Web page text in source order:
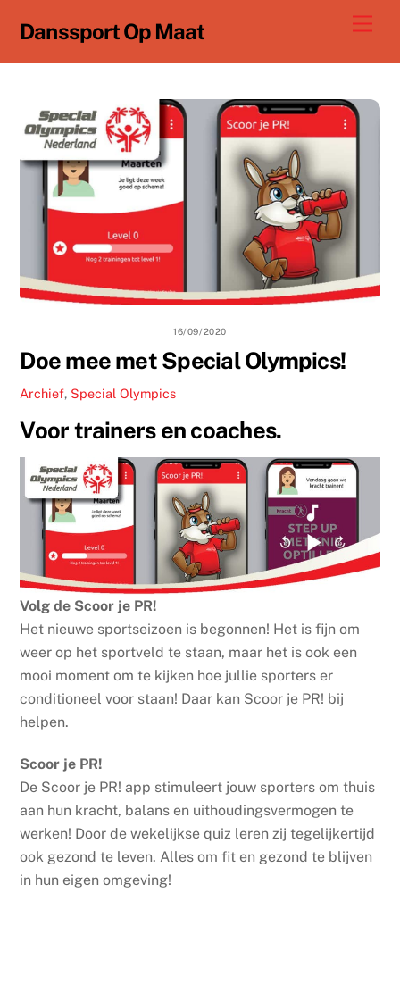
naarDanssport Op Maat
16/09/2020
Doe mee met Special Olympics!
Archief, Special Olympics
Voor trainers en coaches.
Volg de Scoor je PR!
Het nieuwe sportseizoen is begonnen! Het is fijn om
weer op het sportveld te staan, maar het is ook een
mooi moment om te kijken hoe jullie sporters er
conditioneel voor staan! Daar kan Scoor je PR! bij
helpen.
Scoor je PR!
De Scoor je PR! app stimuleert jouw sporters om thuis
aan hun kracht, balans en uithoudingsvermogen te
werken! Door de wekelijkse quiz leren zij tegelijkertijd
ook gezond te leven. Alles om fit en gezond te blijven
in hun eigen omgeving!